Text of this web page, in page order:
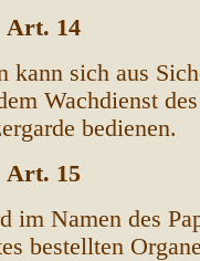
Art. 14
kann sich aus
Wachdienst
bedienen.
Art. 15
Namen des
bestellten